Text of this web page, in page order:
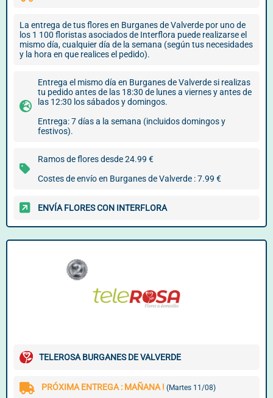
La entrega de tus flores en Burganes de Valverde por uno de
los 1 100 floristas asociados de Interflora puede realizarse el
mismo día, cualquier día de la semana (según tus necesidades
y la hora en que realices el pedido).
Entrega el mismo día en Burganes de Valverde si realizas
tu pedido antes de las 18:30 de lunes a viernes y antes de
las 12:30 los sábados y domingos.
Entrega: 7 días a la semana (incluidos domingos y
festivos).
Ramos de flores desde 24.99 €
Costes de envío en Burganes de Valverde : 7.99 €
ENVÍA FLORES CON INTERFLORA
TELEROSA BURGANES DE VALVERDE
PRÓXIMA ENTREGA : MAÑANA ! (Martes 11/08)